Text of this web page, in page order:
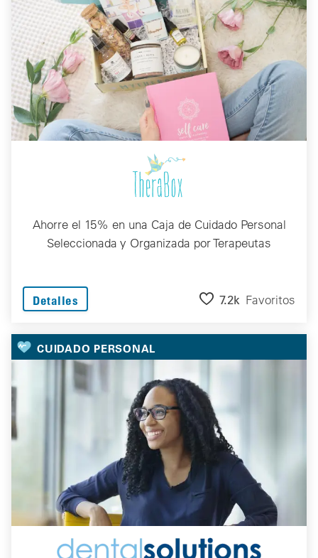
Ahorre el 15% en una Caja de Cuidado Personal
Seleccionada y Organizada por Terapeutas
Detalles 7.2k Favoritos
CUIDADO PERSONAL